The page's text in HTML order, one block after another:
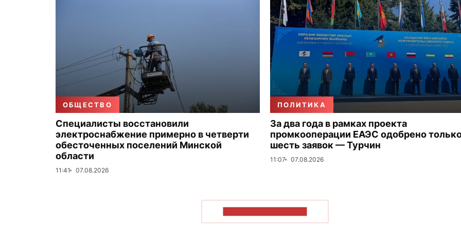
ОБЩЕСТВО
Специалисты восстановили
электроснабжение примерно в четверти
обесточенных поселений Минской
области
11:41 07.08.2026
ПОЛИТИКА
За два года в рамках проекта
промкооперации ЕАЭС одобрено
шесть заявок — Турчин
11:07 07.08.2026